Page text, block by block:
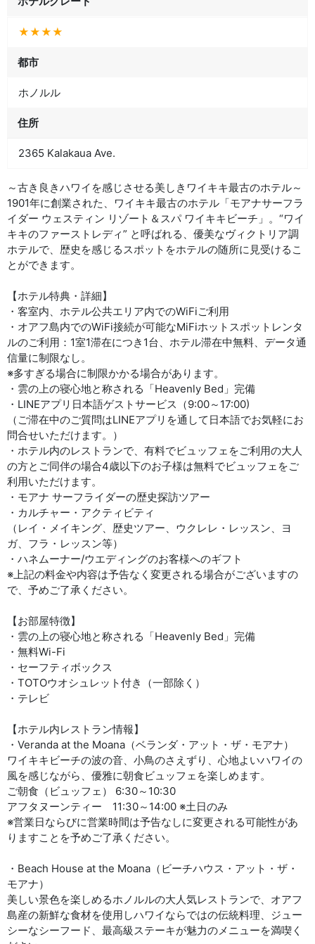
★★★★
都市
ホノルル
住所
2365 Kalakaua Ave.
～古き良きハワイを感じさせる美しきワイキキ最古のホテル～
1901年に創業された、ワイキキ最古のホテル「モアナサーフラ
イダー ウェスティン リゾート＆スパ ワイキキビーチ」。“ワイ
キキのファーストレディ” と呼ばれる、優美なヴィクトリア調
ホテルで、歴史を感じるスポットをホテルの随所に見受けるこ
とができます。
【ホテル特典・詳細】
・客室内、ホテル公共エリア内でのWiFiご利用
・オアフ島内でのWiFi接続が可能なMiFiホットスポットレンタ
ルのご利用：1室1滞在につき1台、ホテル滞在中無料、データ通
信量に制限なし。
※多すぎる場合に制限かかる場合があります。
・雲の上の寝心地と称される「Heavenly Bed」完備
・LINEアプリ日本語ゲストサービス（9:00～17:00)
（ご滞在中のご質問はLINEアプリを通して日本語でお気軽にお
問合せいただけます。）
・ホテル内のレストランで、有料でビュッフェをご利用の大人
の方とご同伴の場合4歳以下のお子様は無料でビュッフェをご
利用いただけます。
・モアナ サーフライダーの歴史探訪ツアー
・カルチャー・アクティビティ
（レイ・メイキング、歴史ツアー、ウクレレ・レッスン、ヨ
ガ、フラ・レッスン等）
・ハネムーナー/ウエディングのお客様へのギフト
※上記の料金や内容は予告なく変更される場合がございますの
で、予めご了承ください。
【お部屋特徴】
・雲の上の寝心地と称される「Heavenly Bed」完備
・無料Wi-Fi
・セーフティボックス
・TOTOウオシュレット付き（一部除く）
・テレビ
【ホテル内レストラン情報】
・Veranda at the Moana（ベランダ・アット・ザ・モアナ）
ワイキキビーチの波の音、小鳥のさえずり、心地よいハワイの
風を感じながら、優雅に朝食ビュッフェを楽しめます。
ご朝食（ビュッフェ） 6:30～10:30
アフタヌーンティー 11:30～14:00 ※土日のみ
※営業日ならびに営業時間は予告なしに変更される可能性があ
りますことを予めご了承ください。
・Beach House at the Moana（ビーチハウス・アット・ザ・
モアナ）
美しい景色を楽しめるホノルルの大人気レストランで、オアフ
島産の新鮮な食材を使用しハワイならではの伝統料理、ジュー
シーなシーフード、最高級ステーキが魅力のメニューを満喫く